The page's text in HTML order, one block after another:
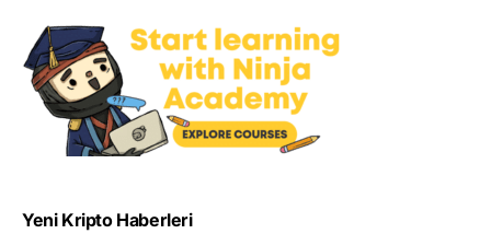
Yeni Kripto Haberleri